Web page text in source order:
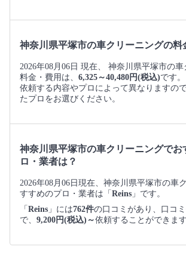
神奈川県平塚市の車クリーニングの料
2026年08月06日 現在、 神奈川県平塚市の
料金・費用は、 6,325～40,480円(税込)です。
依頼する内容やプロによって異なりますの
たプロをお選びください。
神奈川県平塚市の車クリーニングでお
ロ・業者は？
2026年08月06日現在、神奈川県平塚市の車
すすめのプロ・業者は「Reins 」です。
「Reins 」には762件の口コミがあり、口コ
で、 9,200円(税込)～依頼することができます